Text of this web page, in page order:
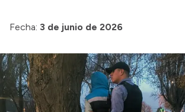
Fecha: 3 de junio de 2026